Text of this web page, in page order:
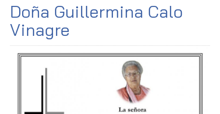
Doña Guillermina Calo
Vinagre